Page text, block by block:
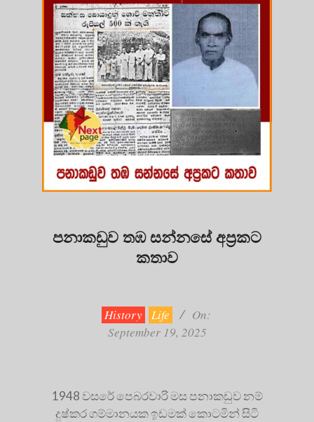
පනාකඩුව තඹ සන්නසේ අප්‍රකට
කතාව
History Life
On:
September 19, 2025
1948 වසරේ පෙබරවාරි මස පනාකඩුව නම්
දුෂ්කර ගම්මානයක ඉඩමක් කොටමින් සිටි